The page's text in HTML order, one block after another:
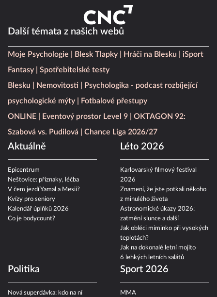
Další témata z našich webů
Moje Psychologie Blesk Tlapky Hráči na Blesku
iSport
Fantasy
Spotřebitelské testy
Blesku
Nemovitosti
Psychologika - podcast rozbíjející
psychologické mýty
Fotbalové přestupy
ONLINE
Eventový prostor Level 9
OKTAGON 92:
Szabová vs. Pudilová
Chance Liga 2026/27
Aktuálně
Epicentrum
Neštovice: příznaky, léčba
V čem jezdí Yamal a Mesii?
Kvízy pro seniory
Kalendář úplňků 2026
Co je bodycount?
Léto 2026
Karlovarský filmový festival
2026
Znamení, že jste potkali někoho
z minulého života
Astronomické úkazy 2026:
zatmění slunce a další
Jak obléci miminko při vysokých
teplotách?
Jak na dokonalé letní mojito
6 lehkých letních salátů
Politika
Nová superdávka: kdo na ní
Sport 2026
MMA